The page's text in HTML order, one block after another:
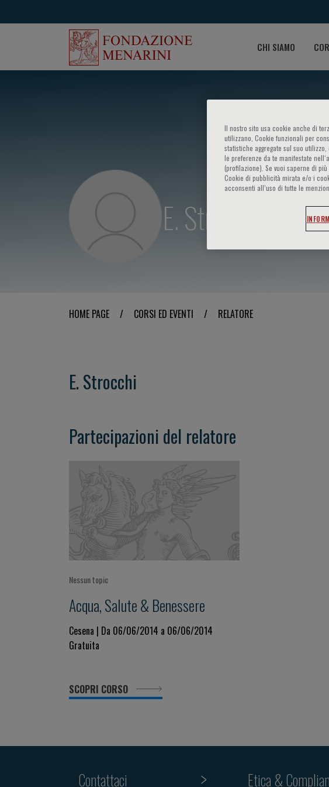
CHI SIAMO
E. Strocchi
HOME PAGE / CORSI ED EVENTI / RELATORE
E. Strocchi
Partecipazioni del relatore
Nessun topic
Acqua, Salute & Benessere
Cesena | Da 06/06/2014 a 06/06/2014
Gratuita
SCOPRI CORSO
Contattaci Etica &
Il nostro sito usa cookie anche di
utilizzano, Cookie funzionali per
statistiche aggregate sul suo
le preferenze da te manifestate
(profilazione). Se vuoi saperne di
Cookie di pubblicità mirata e/o i
acconsenti all’uso di tutte le